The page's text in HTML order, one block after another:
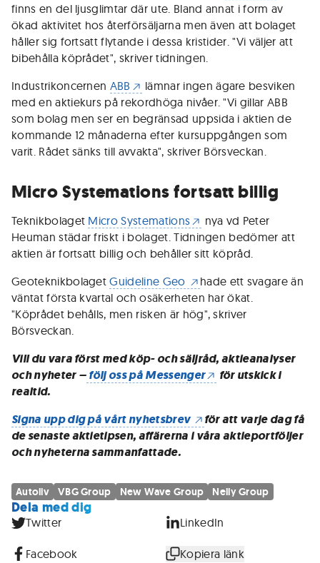
finns en del ljusglimtar där ute. Bland annat i form av
ökad aktivitet hos återförsäljarna men även att bolaget
håller sig fortsatt flytande i dessa kristider. "Vi väljer att
bibehålla köprådet", skriver tidningen.
Industrikoncernen ABB
lämnar ingen ägare besviken
med en aktiekurs på rekordhöga nivåer. "Vi gillar ABB
som bolag men ser en begränsad uppsida i aktien de
kommande 12 månaderna efter kursuppgången som
varit. Rådet sänks till avvakta", skriver Börsveckan.
Micro Systemations fortsatt billig
Teknikbolaget Micro Systemations
nya vd Peter
Heuman städar friskt i bolaget. Tidningen bedömer att
aktien är fortsatt billig och behåller sitt köpråd.
GeoteknikbolagetGuideline Geo
hade ett svagare än
väntat första kvartal och osäkerheten har ökat.
"Köprådet behålls, men risken är hög", skriver
Börsveckan.
Vill du vara först med köp- och säljråd, aktieanalyser
och nyheter –följ oss på Messenger
för utskick i
realtid.
Signa upp dig på vårt nyhetsbrev
för att varje dag få
de senaste aktietipsen, affärerna i våra aktieportföljer
och nyheterna sammanfattade.
Autoliv VBG Group New Wave Group Nelly Group
Dela med dig
Twitter LinkedIn
Facebook Kopiera länk